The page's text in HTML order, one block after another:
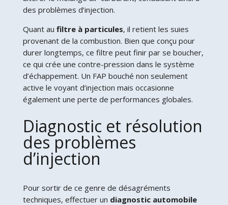
des problèmes d’injection.
Quant au filtre à particules, il retient les suies
provenant de la combustion. Bien que conçu pour
durer longtemps, ce filtre peut finir par se boucher,
ce qui crée une contre-pression dans le système
d’échappement. Un FAP bouché non seulement
active le voyant d’injection mais occasionne
également une perte de performances globales.
Diagnostic et résolution
des problèmes
d’injection
Pour sortir de ce genre de désagréments
techniques, effectuer un diagnostic automobile